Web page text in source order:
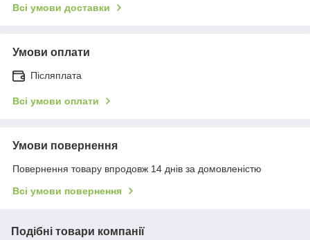
Всі умови доставки
Умови оплати
Післяплата
Всі умови оплати
Умови повернення
Повернення товару впродовж 14 днів за домовленістю
Всі умови повернення
Подібні товари компанії